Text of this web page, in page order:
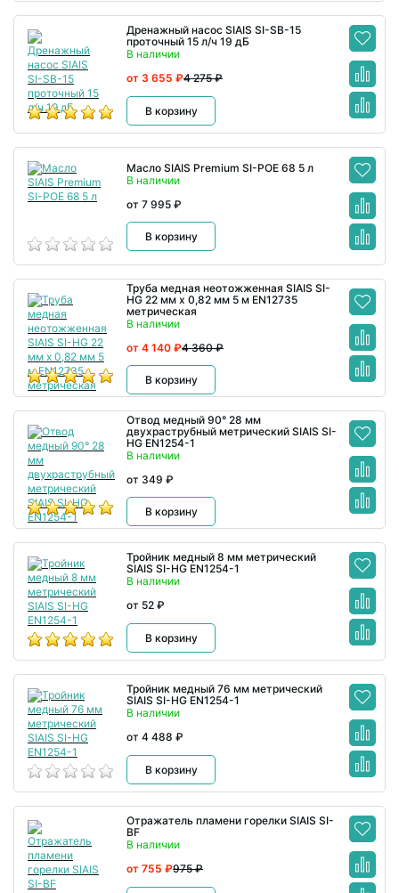
Дренажный насос SIAIS SI-SB-15
проточный 15 л/ч 19 дБ
В наличии
4 275 ₽
от 3 655 ₽
В корзину
Масло SIAIS Premium SI-POE 68 5 л
В наличии
от 7 995 ₽
В корзину
Труба медная неотожженная SIAIS SI-
HG 22 мм x 0,82 мм 5 м EN12735
метрическая
В наличии
4 360 ₽
от 4 140 ₽
В корзину
Отвод медный 90° 28 мм
двухраструбный метрический SIAIS SI-
HG EN1254-1
В наличии
от 349 ₽
В корзину
Тройник медный 8 мм метрический
SIAIS SI-HG EN1254-1
В наличии
от 52 ₽
В корзину
Тройник медный 76 мм метрический
SIAIS SI-HG EN1254-1
В наличии
от 4 488 ₽
В корзину
Отражатель пламени горелки SIAIS SI-
BF
В наличии
975 ₽
от 755 ₽